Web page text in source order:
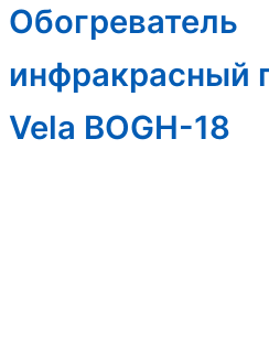
Обогреватель
инфракрасный
Vela BOGH-18